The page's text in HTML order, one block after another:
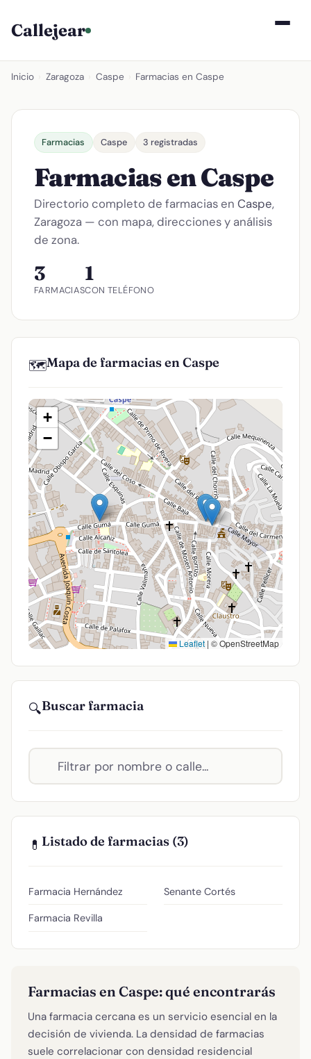
Callejear
Inicio Zaragoza Caspe Farmacias en Caspe
Farmacias Caspe 3 registradas
Farmacias en Caspe
Directorio completo de farmacias en Caspe,
Zaragoza — con mapa, direcciones y análisis
de zona.
3
FARMACIAS
1
CON TELÉFONO
🗺️Mapa de farmacias en Caspe
+
−
Leaflet | © OpenStreetMap
🔍Buscar farmacia
💊 Listado de farmacias (3)
Farmacia Hernández
Farmacia Revilla
Senante Cortés
Farmacias en Caspe: qué encontrarás
Una farmacia cercana es un servicio esencial en la
decisión de vivienda. La densidad de farmacias
suele correlacionar con densidad residencial